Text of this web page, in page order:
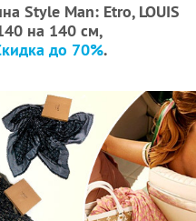
Style Man: Etro, LOUIS
на 140 см,
до 70%.